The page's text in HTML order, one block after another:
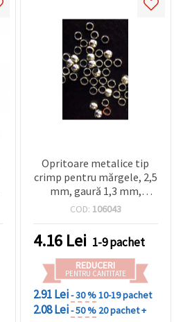
Opritoare metalice tip
crimp pentru mărgele, 2,5
mm, gaură 1,3 mm,
argintiu - 200 bucăți
COD: 106043
4.16 Lei 1-9 pachet
REDUCERI
PENTRU CANTITATE
2.91 Lei- 30 %10-19 pachet
2.08 Lei- 50 % 20 pachet +